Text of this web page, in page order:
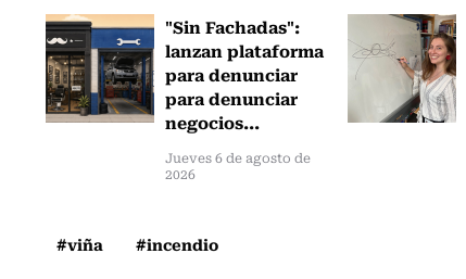
"Sin Fachadas":
lanzan plataforma
para denunciar
para denunciar
negocios...
Jueves 6 de agosto de
2026
#viña #incendio